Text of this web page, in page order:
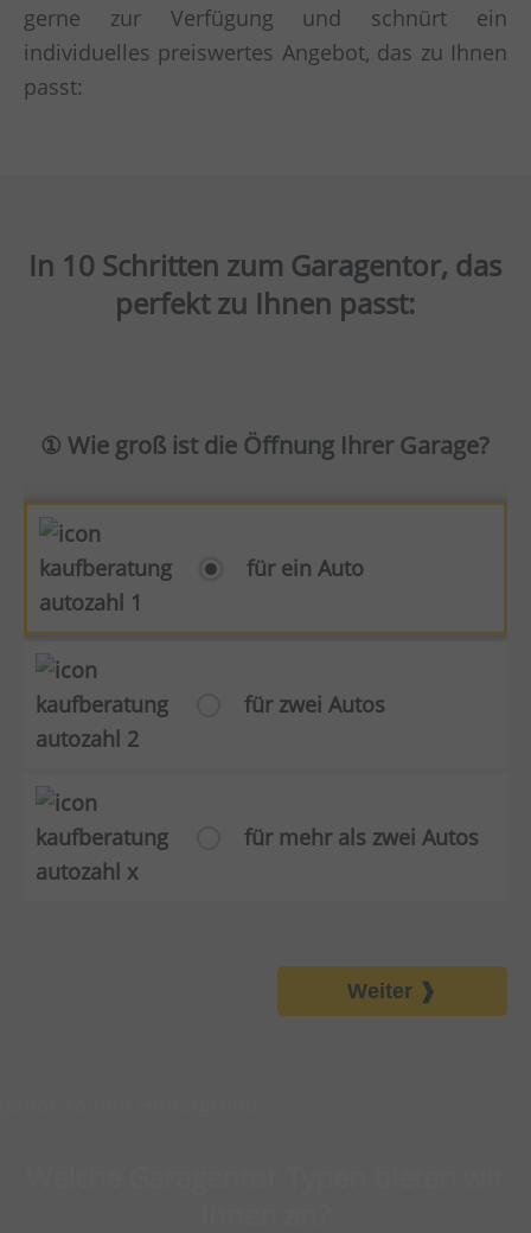
gerne zur Verfügung und schnürt ein
individuelles preiswertes Angebot, das zu Ihnen
passt:
In 10 Schritten zum Garagentor, das
perfekt zu Ihnen passt:
① Wie groß ist die Öffnung Ihrer Garage?
für ein Auto
für zwei Autos
für mehr als zwei Autos
Weiter